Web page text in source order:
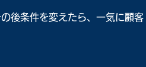
後条件を変えたら、一気に顧客